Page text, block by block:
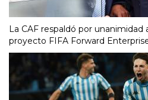
La CAF respaldó por unanimidad
proyecto FIFA Forward